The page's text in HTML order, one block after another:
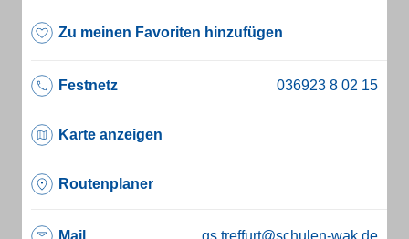
Zu meinen Favoriten hinzufügen
Festnetz
Karte anzeigen
Routenplaner
Mail gs.treffurt@schulen-wak.de